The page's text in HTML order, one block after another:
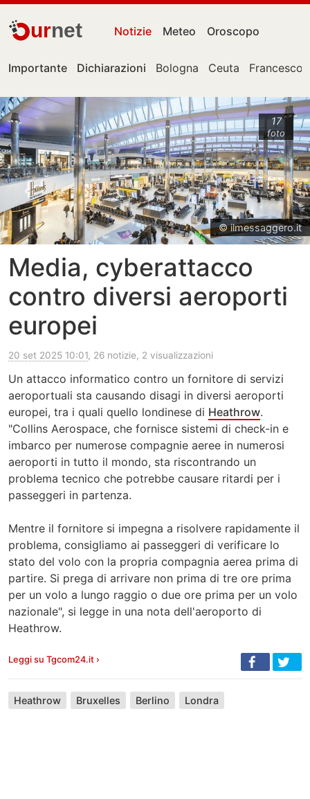
urnet Notizie Meteo Oroscopo
Importante Dichiarazioni Bologna Ceuta Francesco
17
foto
© ilmessaggero.it
Media, cyberattacco
contro diversi aeroporti
europei
20 set 2025 10:01, 26 notizie, 2 visualizzazioni
Un attacco informatico contro un fornitore di servizi
aeroportuali sta causando disagi in diversi aeroporti
europei, tra i quali quello londinese di Heathrow.
"Collins Aerospace, che fornisce sistemi di check-in e
imbarco per numerose compagnie aeree in numerosi
aeroporti in tutto il mondo, sta riscontrando un
problema tecnico che potrebbe causare ritardi per i
passeggeri in partenza.
Mentre il fornitore si impegna a risolvere rapidamente il
problema, consigliamo ai passeggeri di verificare lo
stato del volo con la propria compagnia aerea prima di
partire. Si prega di arrivare non prima di tre ore prima
per un volo a lungo raggio o due ore prima per un volo
nazionale", si legge in una nota dell'aeroporto di
Heathrow.
Leggi su Tgcom24.it ›
Heathrow Bruxelles Berlino Londra